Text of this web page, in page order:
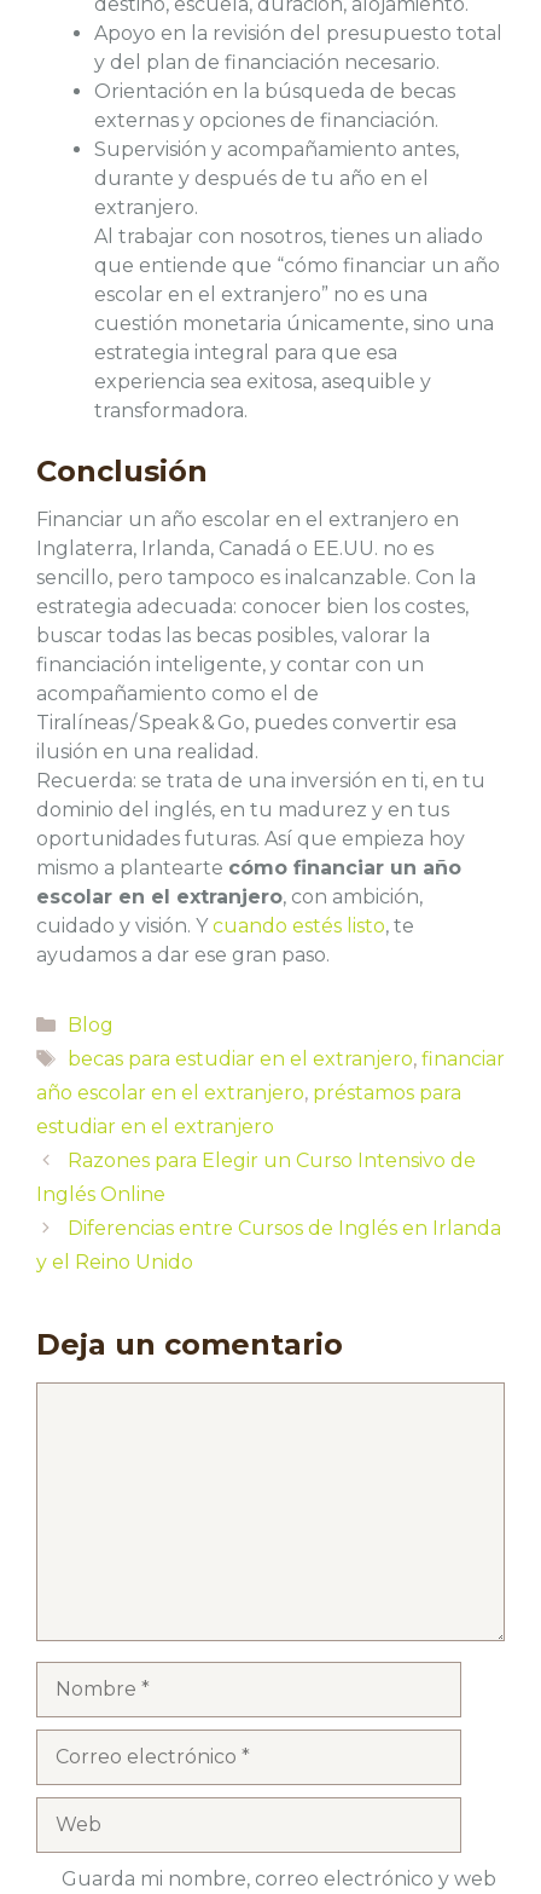
Apoyo en la revisión del presupuesto total
y del plan de financiación necesario.
Orientación en la búsqueda de becas
externas y opciones de financiación.
Supervisión y acompañamiento antes,
durante y después de tu año en el
extranjero.
Al trabajar con nosotros, tienes un aliado
que entiende que “cómo financiar un año
escolar en el extranjero” no es una
cuestión monetaria únicamente, sino una
estrategia integral para que esa
experiencia sea exitosa, asequible y
transformadora.
Conclusión
Financiar un año escolar en el extranjero en
Inglaterra, Irlanda, Canadá o EE.UU. no es
sencillo, pero tampoco es inalcanzable. Con la
estrategia adecuada: conocer bien los costes,
buscar todas las becas posibles, valorar la
financiación inteligente, y contar con un
acompañamiento como el de
Tiralíneas / Speak & Go, puedes convertir esa
ilusión en una realidad.
Recuerda: se trata de una inversión en ti, en tu
dominio del inglés, en tu madurez y en tus
oportunidades futuras. Así que empieza hoy
mismo a plantearte cómo financiar un año
escolar en el extranjero, con ambición,
cuidado y visión. Ycuando estés listo, te
ayudamos a dar ese gran paso.
Categorías
Blog
Etiquetas
becas para estudiar en el extranjero, financiar
año escolar en el extranjero, préstamos para
estudiar en el extranjero
Razones para Elegir un Curso Intensivo de
Inglés Online
Diferencias entre Cursos de Inglés en Irlanda
y el Reino Unido
Deja un comentario
Nombre
electrónico
Guarda mi nombre, correo electrónico y web